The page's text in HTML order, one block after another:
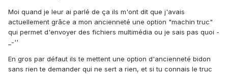
Moi quand je leur ai parlé de ça ils m'ont dit que j'avais
actuellement grâce a mon ancienneté une option "machin truc"
qui permet d'envoyer des fichiers multimédia ou je sais pas quoi -
_-''
En gros par défaut ils te mettent une option d'ancienneté bidon
sans rien te demander qui ne sert a rien, et si tu connais le truc